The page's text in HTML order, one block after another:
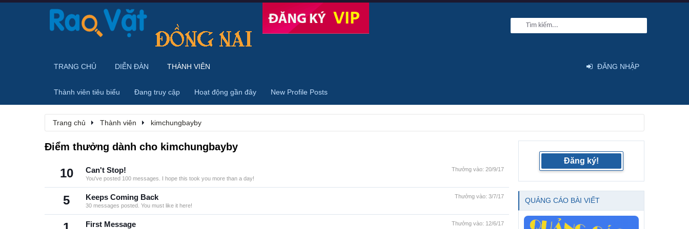
Trang chủ Thành viên kimchungbayby
Điểm thưởng dành cho kimchungbayby
10 Thưởng vào: 20/9/17
Can't Stop!
You've posted 100 messages. I hope this took you more than a day!
5 Thưởng vào: 3/7/17
Keeps Coming Back
30 messages posted. You must like it here!
Thưởng vào: 12/6/17
First Message
Đăng ký!
QUẢNG CÁO BÀI VIẾT
TRANG CHỦ DIỄN ĐÀN THÀNH VIÊN
Thành viên tiêu biểu Đang truy cập Hoạt động gần đây New Profile Posts
ĐĂNG NHẬP